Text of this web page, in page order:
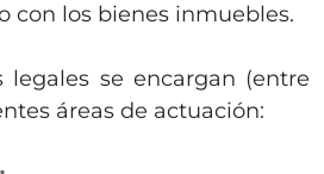
con los bienes inmuebles.
legales se encargan (entre
áreas de actuación: